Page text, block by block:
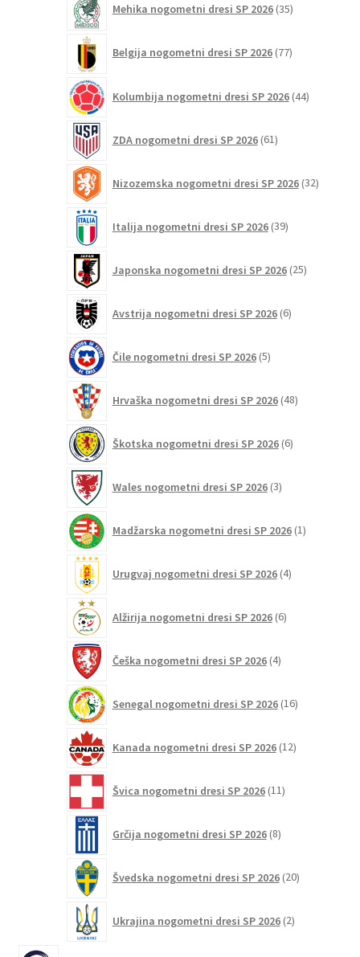
Mehika nogometni dresi SP 2026 35izdelkov
Belgija nogometni dresi SP 2026 77izdelkov
Kolumbija nogometni dresi SP 2026 44izdelkov
ZDA nogometni dresi SP 2026 61izdelkov
Nizozemska nogometni dresi SP 2026 32izdelkov
Italija nogometni dresi SP 2026 39izdelkov
Japonska nogometni dresi SP 2026 25izdelkov
Avstrija nogometni dresi SP 2026 6izdelkov
Čile nogometni dresi SP 2026 5izdelkov
Hrvaška nogometni dresi SP 2026 48izdelkov
Škotska nogometni dresi SP 2026 6izdelkov
Wales nogometni dresi SP 2026 3izdelki
Madžarska nogometni dresi SP 2026 1izdelek
Urugvaj nogometni dresi SP 2026 4izdelki
Alžirija nogometni dresi SP 2026 6izdelkov
Češka nogometni dresi SP 2026 4izdelki
Senegal nogometni dresi SP 2026 16izdelkov
Kanada nogometni dresi SP 2026 12izdelkov
Švica nogometni dresi SP 2026 11izdelkov
Grčija nogometni dresi SP 2026 8izdelkov
Švedska nogometni dresi SP 2026 20izdelkov
Ukrajina nogometni dresi SP 2026 2izdelka